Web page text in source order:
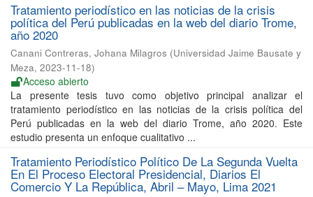
Tratamiento periodístico en las noticias de la crisis
política del Perú publicadas en la web del diario Trome,
año 2020
Canani Contreras, Johana Milagros (Universidad Jaime Bausate y
Meza, 2023-11-18)
Acceso abierto
La presente tesis tuvo como objetivo principal analizar el
tratamiento periodístico en las noticias de la crisis política del
Perú publicadas en la web del diario Trome, año 2020. Este
estudio presenta un enfoque cualitativo ...
Tratamiento Periodístico Político De La Segunda Vuelta
En El Proceso Electoral Presidencial, Diarios El
Comercio Y La República, Abril – Mayo, Lima 2021